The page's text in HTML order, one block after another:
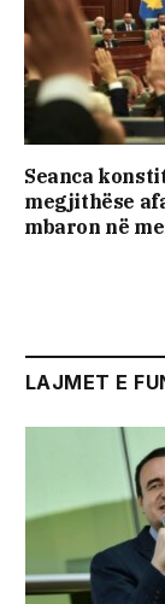
Seanca
megjithëse
mbaron në
LAJMET E